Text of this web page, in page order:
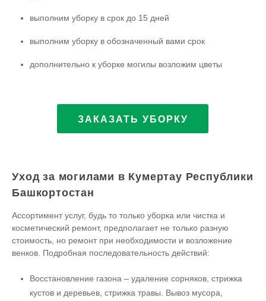
выполним уборку в срок до 15 дней
выполним уборку в обозначенный вами срок
дополнительно к уборке могилы возложим цветы
ЗАКАЗАТЬ УБОРКУ
Уход за могилами в Кумертау Республики
Башкортостан
Ассортимент услуг, будь то только уборка или чистка и
косметический ремонт, предполагает не только разную
стоимость, но ремонт при необходимости и возложение
венков. Подробная последовательность действий:
Восстановление газона – удаление сорняков, стрижка
кустов и деревьев, стрижка травы. Вывоз мусора,